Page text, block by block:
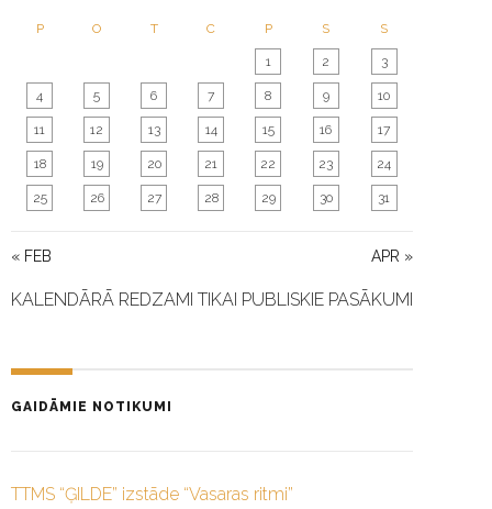
P O T C P S S
« FEB APR »
1 2 3
4 5 6 7 8 9 10
11 12 13 14 15 16 17
18 19 20 21 22 23 24
25 26 27 28 29 30 31
KALENDĀRĀ REDZAMI TIKAI PUBLISKIE PASĀKUMI
GAIDĀMIE NOTIKUMI
TTMS “ĢILDE” izstāde “Vasaras ritmi”